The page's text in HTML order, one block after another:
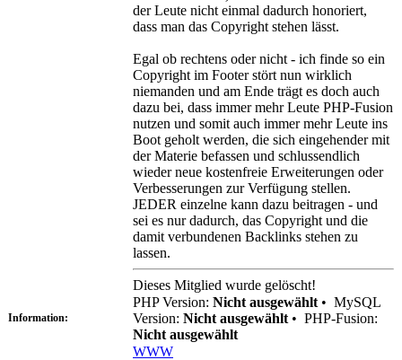
der Leute nicht einmal dadurch honoriert,
dass man das Copyright stehen lässt.
Egal ob rechtens oder nicht - ich finde so ein
Copyright im Footer stört nun wirklich
niemanden und am Ende trägt es doch auch
dazu bei, dass immer mehr Leute PHP-Fusion
nutzen und somit auch immer mehr Leute ins
Boot geholt werden, die sich eingehender mit
der Materie befassen und schlussendlich
wieder neue kostenfreie Erweiterungen oder
Verbesserungen zur Verfügung stellen.
JEDER einzelne kann dazu beitragen - und
sei es nur dadurch, das Copyright und die
damit verbundenen Backlinks stehen zu
lassen.
Dieses Mitglied wurde gelöscht!
Information:
PHP Version: Nicht ausgewählt • MySQL
Version: Nicht ausgewählt • PHP-Fusion:
Nicht ausgewählt
WWW